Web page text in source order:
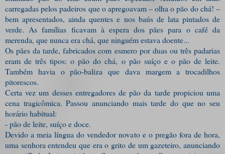
carregadas pelos padeiros que o apregoavam – olha o pão do chá! –
bem apresentados, ainda quentes e nos baús de lata pintados de
verde. As famílias ficavam à espera dos pães para o café da
merenda, que nunca era chá, que ninguém estava doente...
Os pães da tarde, fabricados com esmero por duas ou três padarias
eram de três tipos: o pão do chá, o pão suíço e o pão de leite.
Também havia o pão-baliza que dava margem a trocadilhos
pitorescos.
Certa vez um desses entregadores de pão da tarde propiciou uma
cena tragicômica. Passou anunciando mais tarde do que no seu
horário habitual:
- pão de leite, suíço e doce.
Devido a meia língua do vendedor novato e o pregão fora de hora,
uma senhora entendeu que era o grito de um gazeteiro, anunciando